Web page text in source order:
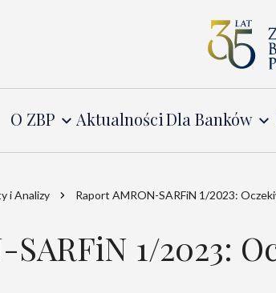
O ZBP AktualnościDla Banków
i Analizy Raport AMRON-SARFiN 1/2023:
SARFiN 1/2023: